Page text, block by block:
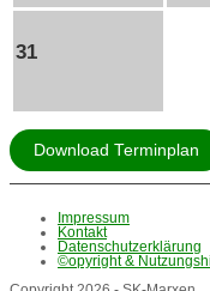
31
Download Terminplan
Impressum
Kontakt
Datenschutzerklärung
©opyright &